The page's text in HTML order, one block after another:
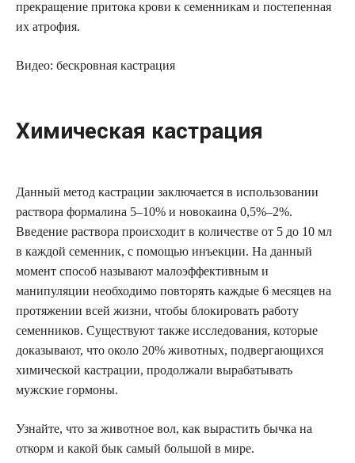
прекращение притока крови к семенникам и постепенная
их атрофия.
Видео: бескровная кастрация
Химическая кастрация
Данный метод кастрации заключается в использовании
раствора формалина 5–10% и новокаина 0,5%–2%.
Введение раствора происходит в количестве от 5 до 10 мл
в каждой семенник, с помощью инъекции. На данный
момент способ называют малоэффективным и
манипуляции необходимо повторять каждые 6 месяцев на
протяжении всей жизни, чтобы блокировать работу
семенников. Существуют также исследования, которые
доказывают, что около 20% животных, подвергающихся
химической кастрации, продолжали вырабатывать
мужские гормоны.
Узнайте, что за животное вол, как вырастить бычка на
откорм и какой бык самый большой в мире.